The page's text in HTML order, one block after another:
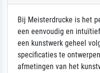
Bij Meisterdrucke is het
een eenvoudig en
een kunstwerk geheel
specificaties te
afmetingen van het